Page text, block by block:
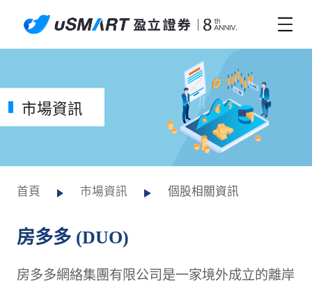
市場資訊
首頁 市場資訊 個股相關資訊
房多多 (DUO)
房多多網絡集團有限公司是一家境外成立的離岸